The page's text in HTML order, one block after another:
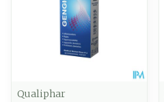
Qualiphar